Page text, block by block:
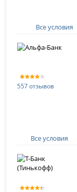
Все условия
557 отзывов
Все условия